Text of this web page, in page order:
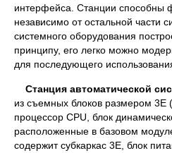
интерфейса. Станции способны
независимо от остальной части
системного оборудования
принципу, его легко можно
для последующего
Станция автоматической
из съемных блоков размером 3Е
процессор CPU, блок
расположенные в базовом
содержит субкаркас 3Е, блок